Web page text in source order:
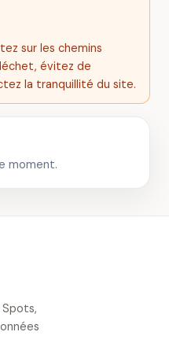
sur les chemins
évitez de
la tranquillité du site.
moment.